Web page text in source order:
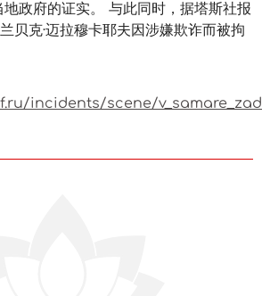
政府的证实。 与此同时，据塔斯社报
贝克·迈拉穆卡耶夫因涉嫌欺诈而被拘
incidents/scene/